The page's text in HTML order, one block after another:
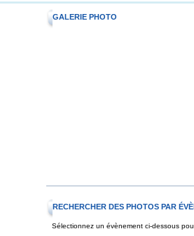
GALERIE PHOTO
RECHERCHER DES PHOTOS PAR
Sélectionnez un évènement ci-dessous